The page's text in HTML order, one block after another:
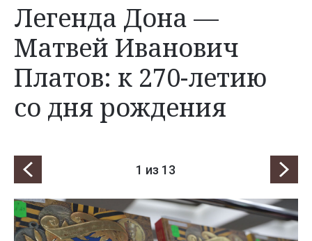
Легенда Дона —
Матвей Иванович
Платов: к 270-летию
со дня рождения
1 из 13